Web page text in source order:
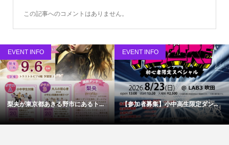
この記事へのコメントはありません。
EVENT INFO
梨央が東京都あきる野市にあるト...
EVENT INFO
【参加者募集】小中高生限定ダン...